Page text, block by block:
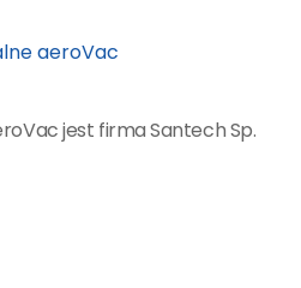
jest firma Santech Sp.